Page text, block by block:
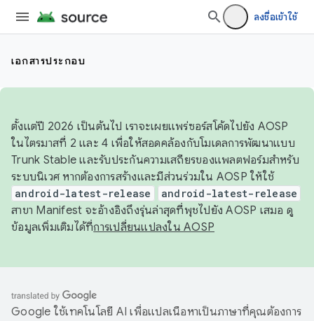
ลงชื่อเข้าใช้
เอกสารประกอบ
ตั้งแต่ปี 2026 เป็นต้นไป เราจะเผยแพร่ซอร์สโค้ดไปยัง AOSP
ในไตรมาสที่ 2 และ 4 เพื่อให้สอดคล้องกับโมเดลการพัฒนาแบบ
Trunk Stable และรับประกันความเสถียรของแพลตฟอร์มสำหรับ
ระบบนิเวศ หากต้องการสร้างและมีส่วนร่วมใน AOSP ให้ใช้
android-latest-release android-latest-release
สาขา Manifest จะอ้างอิงถึงรุ่นล่าสุดที่พุชไปยัง AOSP เสมอ ดู
ข้อมูลเพิ่มเติมได้ที่การเปลี่ยนแปลงใน AOSP
Google ใช้เทคโนโลยี AI เพื่อแปลเนื้อหาเป็นภาษาที่คุณต้องการ